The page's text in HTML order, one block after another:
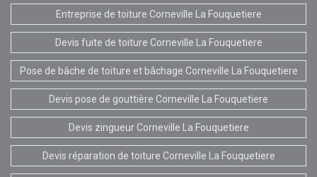
Entreprise de toiture Corneville La Fouquetiere
Devis fuite de toiture Corneville La Fouquetiere
Pose de bâche de toiture et bâchage Corneville La Fouquetiere
Devis pose de gouttière Corneville La Fouquetiere
Devis zingueur Corneville La Fouquetiere
Devis réparation de toiture Corneville La Fouquetiere